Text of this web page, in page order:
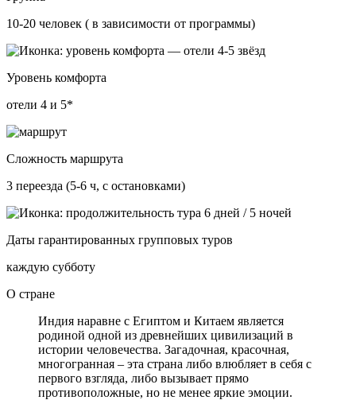
10-20 человек ( в зависимости от программы)
Уровень комфорта
отели 4 и 5*
Сложность маршрута
3 переезда (5-6 ч, с остановками)
Даты гарантированных групповых туров
каждую субботу
О стране
Индия наравне с Египтом и Китаем является
родиной одной из древнейших цивилизаций в
истории человечества. Загадочная, красочная,
многогранная – эта страна либо влюбляет в себя с
первого взгляда, либо вызывает прямо
противоположные, но не менее яркие эмоции.